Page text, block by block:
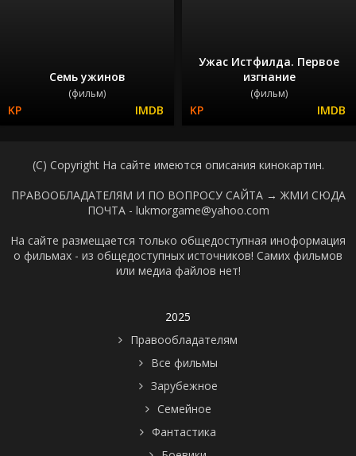
Семь ужинов
(фильм)
Ужас Истфилда. Первое
изгнание
(фильм)
(C) Copyright На сайте имеются описания кинокартин.
ПРАВООБЛАДАТЕЛЯМ И ПО ВОПРОСУ САЙТА → ЖМИ СЮДА
ПОЧТА - lukmorgame@yahoo.com
На сайте размещается только общедоступная иноформация
о фильмах - из общедоступных источников! Самих фильмов
или медиа файлов нет!
2025
Правообладателям
Все фильмы
Зарубежное
Семейное
Фантастика